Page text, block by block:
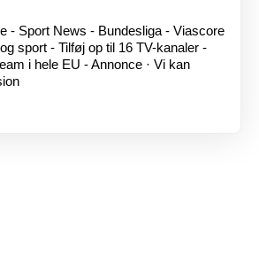
- Sport News - Bundesliga - Viascore
sport - Tilføj op til 16 TV-kanaler -
i hele EU - Annonce · Vi kan